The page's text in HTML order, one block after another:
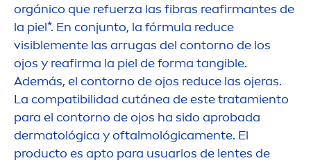
orgánico que refuerza las fibras reafirmantes de
la piel*. En conjunto, la fórmula reduce
visiblemente las arrugas del contorno de los
ojos y reafirma la piel de forma tangible.
Además, el contorno de ojos reduce las ojeras.
La compatibilidad cutánea de este tratamiento
para el contorno de ojos ha sido aprobada
dermatológica y oftalmológicamente. El
producto es apto para usuarios de lentes de